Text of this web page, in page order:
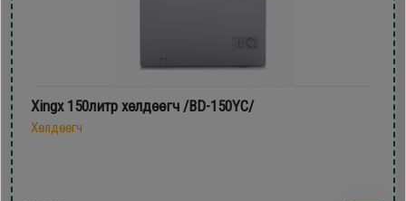
Xingx 150литр xөлдөөгч /BD-150YC/
Хөлдөөгч